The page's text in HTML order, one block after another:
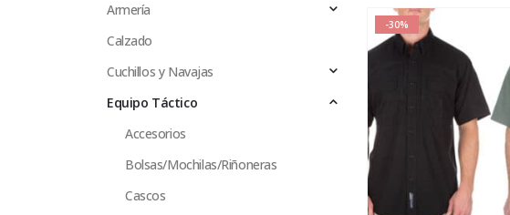
-30%
Armería
Calzado
Cuchillos y Navajas
Equipo Táctico
Accesorios
Bolsas/Mochilas/Riñoneras
Cascos